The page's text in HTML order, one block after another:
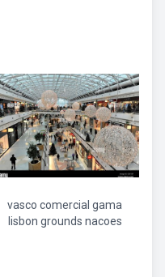
vasco comercial gama
lisbon grounds nacoes